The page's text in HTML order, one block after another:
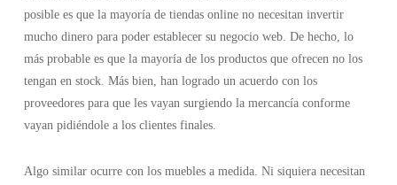
posible es que la mayoría de tiendas online no necesitan invertir
mucho dinero para poder establecer su negocio web. De hecho, lo
más probable es que la mayoría de los productos que ofrecen no los
tengan en stock. Más bien, han logrado un acuerdo con los
proveedores para que les vayan surgiendo la mercancía conforme
vayan pidiéndole a los clientes finales.
Algo similar ocurre con los muebles a medida. Ni siquiera necesitan